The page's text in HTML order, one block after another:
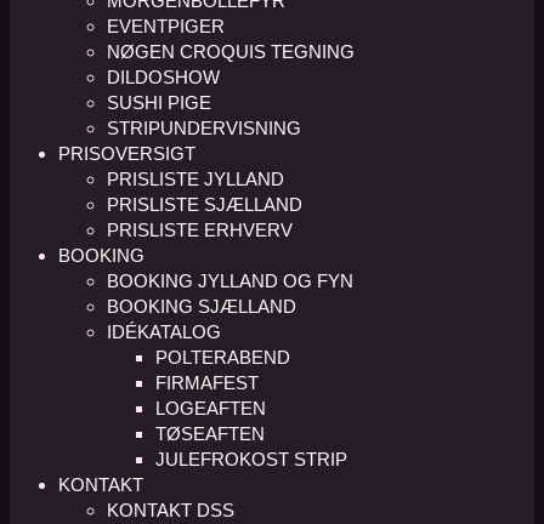
EVENTPIGER
NØGEN CROQUIS TEGNING
DILDOSHOW
SUSHI PIGE
STRIPUNDERVISNING
PRISOVERSIGT
PRISLISTE JYLLAND
PRISLISTE SJÆLLAND
PRISLISTE ERHVERV
BOOKING
BOOKING JYLLAND OG FYN
BOOKING SJÆLLAND
IDÉKATALOG
POLTERABEND
FIRMAFEST
LOGEAFTEN
TØSEAFTEN
JULEFROKOST STRIP
KONTAKT
KONTAKT DSS